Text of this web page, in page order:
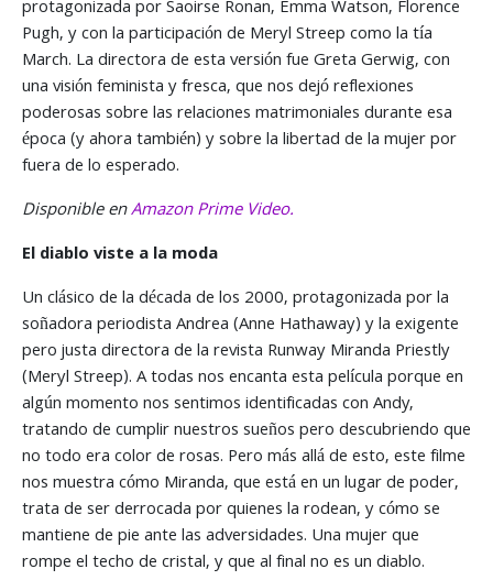
protagonizada por Saoirse Ronan, Emma Watson, Florence
Pugh, y con la participación de Meryl Streep como la tía
March. La directora de esta versión fue Greta Gerwig, con
una visión feminista y fresca, que nos dejó reflexiones
poderosas sobre las relaciones matrimoniales durante esa
época (y ahora también) y sobre la libertad de la mujer por
fuera de lo esperado.
Disponible enAmazon Prime Video.
El diablo viste a la moda
Un clásico de la década de los 2000, protagonizada por la
soñadora periodista Andrea (Anne Hathaway) y la exigente
pero justa directora de la revista Runway Miranda Priestly
(Meryl Streep). A todas nos encanta esta película porque en
algún momento nos sentimos identificadas con Andy,
tratando de cumplir nuestros sueños pero descubriendo que
no todo era color de rosas. Pero más allá de esto, este filme
nos muestra cómo Miranda, que está en un lugar de poder,
trata de ser derrocada por quienes la rodean, y cómo se
mantiene de pie ante las adversidades. Una mujer que
rompe el techo de cristal, y que al final no es un diablo.